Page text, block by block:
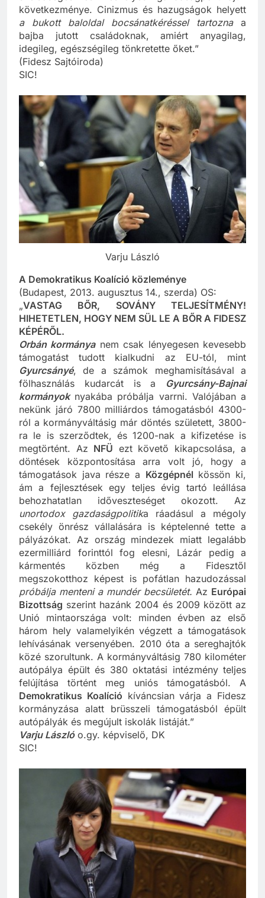
szélsőséges és veszélyes gazdaságpolitikájuk
következménye. Cinizmus és hazugságok helyett
a bukott baloldal bocsánatkéréssel tartoznaa
bajba jutott családoknak, amiért anyagilag,
idegileg, egészségileg tönkretette őket.”
(Fidesz Sajtóiroda)
A Demokratikus Koalíció közleménye
(Budapest, 2013. augusztus 14., szerda) OS:
„VASTAG BŐR, SOVÁNY TELJESÍTMÉNY!
HIHETETLEN, HOGY NEM SÜL LE A BŐR A FIDESZ
KÉPÉRŐL.
Orbán kormányanem csak lényegesen kevesebb
támogatást tudott kialkudni az EU-tól, mint
Gyurcsányé, de a számok meghamisításával a
fölhasználás kudarcát is aGyurcsány-Bajnai
kormányoknyakába próbálja varrni. Valójában a
nekünk járó 7800 milliárdos támogatásból 4300-
ról a kormányváltásig már döntés született, 3800-
ra le is szerződtek, és 1200-nak a kifizetése is
megtörtént. AzNFÜezt követő kikapcsolása, a
döntések központosítása arra volt jó, hogy a
támogatások java része aKözgépnélkössön ki,
ám a fejlesztések egy teljes évig tartó leállása
behozhatatlan időveszteséget okozott. Az
unortodox gazdaságpolitik a ráadásul a mégoly
csekély önrész vállalására is képtelenné tette a
pályázókat. Az ország mindezek miatt legalább
ezermilliárd forinttól fog elesni, Lázár pedig a
kármentés közben még a Fidesztől
megszokotthoz képest is pofátlan hazudozással
próbálja menteni a mundér becsületét.AzEurópai
Bizottságszerint hazánk 2004 és 2009 között az
Unió mintaországa volt: minden évben az első
három hely valamelyikén végzett a támogatások
lehívásának versenyében. 2010 óta a sereghajtók
közé szorultunk. A kormányváltásig 780 kilométer
autópálya épült és 380 oktatási intézmény teljes
felújítása történt meg uniós támogatásból. A
Demokratikus Koalíciókíváncsian várja a Fidesz
kormányzása alatt brüsszeli támogatásból épült
autópályák és megújult iskolák listáját.”
Varju László